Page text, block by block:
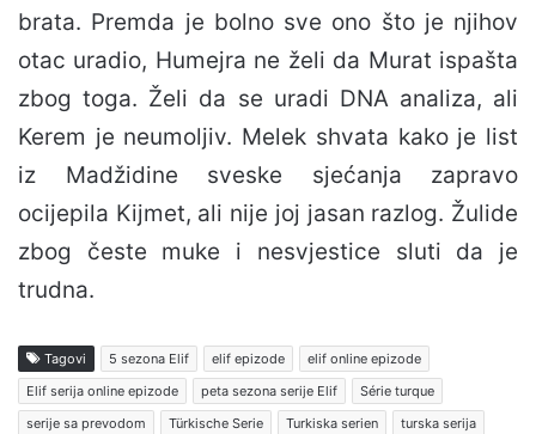
brata. Premda je bolno sve ono što je njihov
otac uradio, Humejra ne želi da Murat ispašta
zbog toga. Želi da se uradi DNA analiza, ali
Kerem je neumoljiv. Melek shvata kako je list
iz Madžidine sveske sjećanja zapravo
ocijepila Kijmet, ali nije joj jasan razlog. Žulide
zbog česte muke i nesvjestice sluti da je
trudna.
Tagovi 5 sezona Elif elif epizode
elif online epizode
Elif serija online epizode
peta sezona serije Elif
Série turque
serije sa prevodom
Türkische Serie Turkiska serien
turska serija